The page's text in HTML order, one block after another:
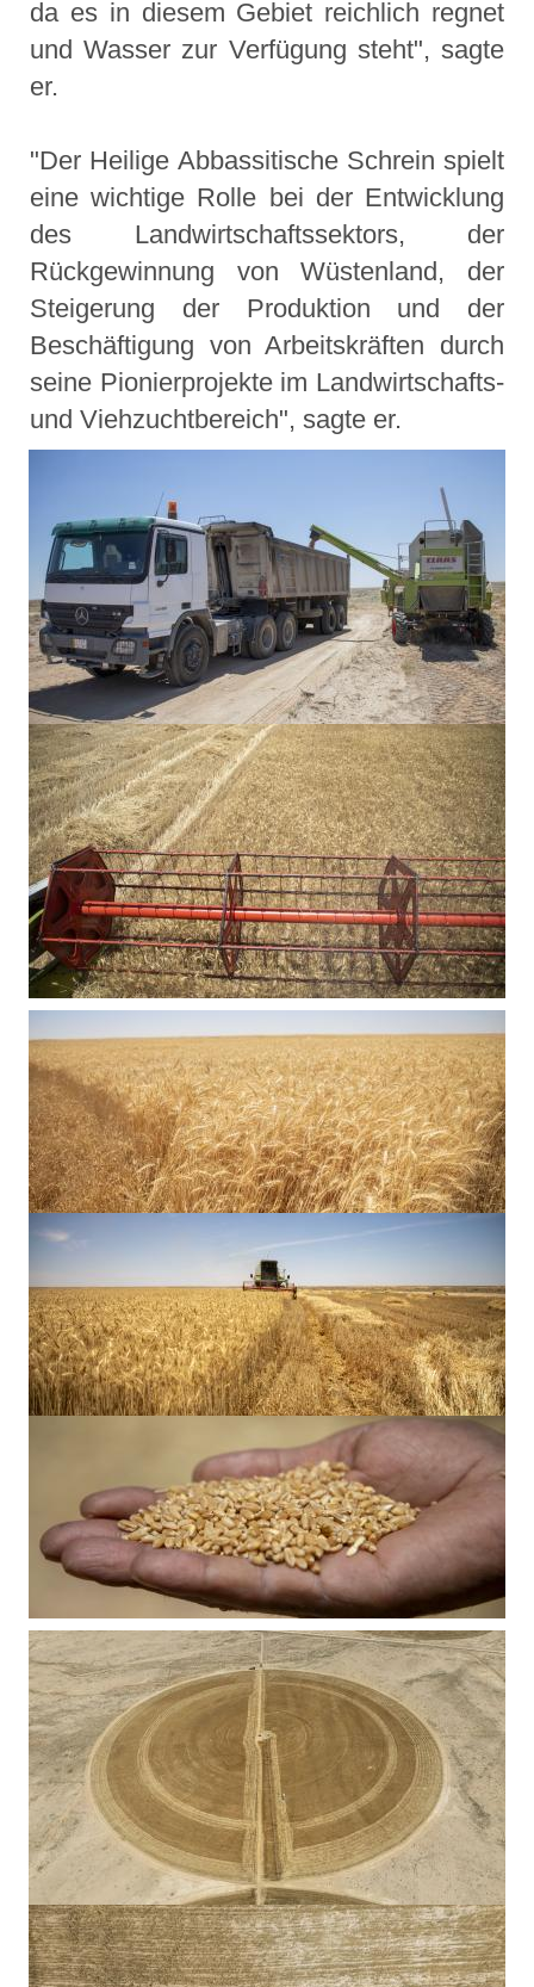
da es in diesem Gebiet reichlich regnet
und Wasser zur Verfügung steht", sagte
er.
"Der Heilige Abbassitische Schrein spielt
eine wichtige Rolle bei der Entwicklung
des Landwirtschaftssektors, der
Rückgewinnung von Wüstenland, der
Steigerung der Produktion und der
Beschäftigung von Arbeitskräften durch
seine Pionierprojekte im Landwirtschafts-
und Viehzuchtbereich", sagte er.